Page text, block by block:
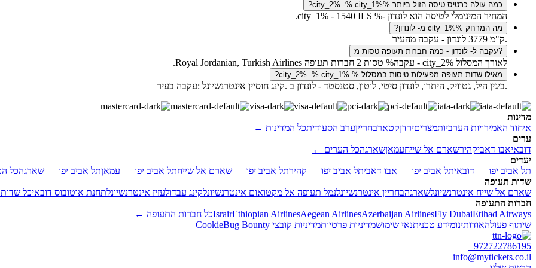
כמה עולה כרטיס טיסה הזול ביותר city_2% -% city_1%%?
המחיר המינימלי לטיסה הוא לונדון -% city_1% - 1540 ILS.
מה המרחק city_1%% מ- לונדון?
.ק"מ 3779 לונדון - עקבה מהעיר
?עקבה ל- לונדון - כמה חברות תעופה טסות מ
לאורך המסלול city_2% - עקבה% טסות 2 חברות תעופה Royal Jordanian, Turkish Airlines.
מאילו שדות תעופה מפעילות טיסות במסלול % city_2% -% city_1%?
.ביגין היל, גטוויק, היתרו, לונדון סיטי, לוטון, סטנסטד - לונדון ב .קינג חוסיין אינטרנשיונל :עקבה בעיר
מדינות
איחוד האמירויות הערביותמצריםירדןקטארבחרייןערב הסעודיתכל המדינות ←
ערים
דובאיאבו דאביקהירשארם אל שייחעמאןשארגהכל הערים ←
יעדים
תל אביב יפו — דובאיתל אביב יפו — אבו דאביתל אביב יפו — קהירתל אביב יפו — שארם אל שייחתל אביב יפו — עמאןתל אביב יפו — שארגהכל
שדות תעופה
שארם אל שייח אינטרנשיונלשארגהבחריין אינטרנשיונלנמל תעופה אל מקטואום אינטרנשיונלקינג עבדולעזיז אינטרנשיונלתחנת אוטובוס דובאיכל
חברות התעופה
IsrairEthiopian AirlinesAegean AirlinesAzerbaijan AirlinesFly DubaiEtihad Airways
כל חברות התעופה ←
שיתוף פעולהאודותינומידע טכניתנאי שימושמדיניות פרטיותמדיניות קובצי Cookie Bug Bounty
+972722786195
info@mytickets.co.il